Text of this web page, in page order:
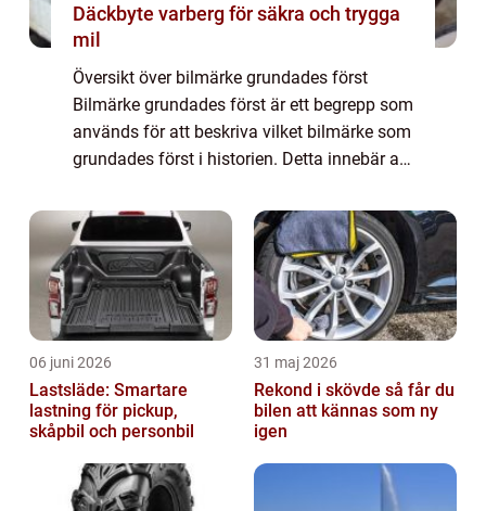
Däckbyte varberg för säkra och trygga
mil
Översikt över bilmärke grundades först
Bilmärke grundades först är ett begrepp som
används för att beskriva vilket bilmärke som
grundades först i historien. Detta innebär att
är aktivt på marknaden. Att för...
06 juni 2026
Lastsläde: Smartare
lastning för pickup,
skåpbil och personbil
31 maj 2026
Rekond i skövde så får du
bilen att kännas som ny
igen